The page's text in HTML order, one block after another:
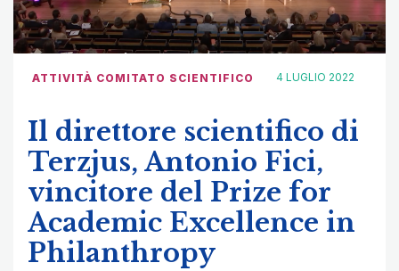
ATTIVITÀ COMITATO SCIENTIFICO 4 LUGLIO 2022
Il direttore scientifico di
Terzjus, Antonio Fici,
vincitore del Prize for
Academic Excellence in
Philanthropy